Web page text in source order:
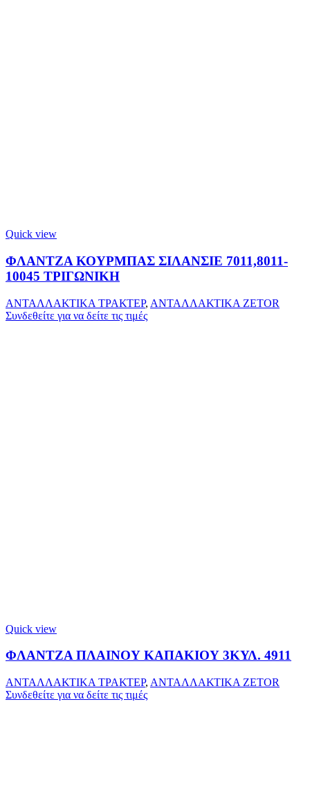
Quick view
ΦΛΑΝΤΖΑ ΚΟΥΡΜΠΑΣ ΣΙΛΑΝΣΙΕ 7011,8011-
10045 ΤΡΙΓΩΝΙΚΗ
ΑΝΤΑΛΛΑΚΤΙΚΑ ΤΡΑΚΤΕΡ, ΑΝΤΑΛΛΑΚΤΙΚΑ ZETOR
Συνδεθείτε για να δείτε τις τιμές
Quick view
ΦΛΑΝΤΖΑ ΠΛΑΙΝΟΥ ΚΑΠΑΚΙΟΥ 3ΚΥΛ. 4911
ΑΝΤΑΛΛΑΚΤΙΚΑ ΤΡΑΚΤΕΡ, ΑΝΤΑΛΛΑΚΤΙΚΑ ZETOR
Συνδεθείτε για να δείτε τις τιμές